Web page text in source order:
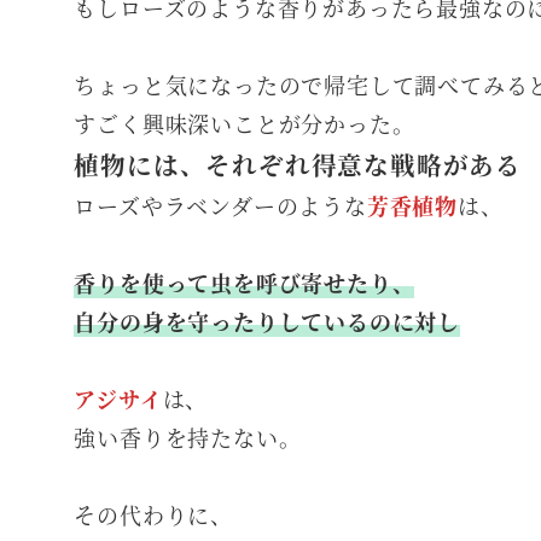
もしローズのような香りがあったら最強なの
ちょっと気になったので帰宅して調べてみる
すごく興味深いことが分かった。
植物には、それぞれ得意な戦略がある
ローズやラベンダーのような芳香植物は、
香りを使って虫を呼び寄せたり、
自分の身を守ったりしているのに対し
アジサイ は、
強い香りを持たない。
その代わりに、